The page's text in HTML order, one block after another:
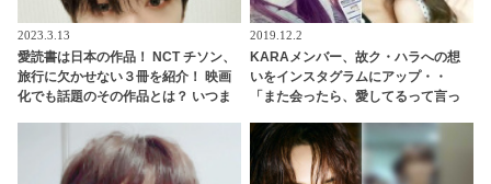
2023.3.13
愛読書は日本の作品！ NCT チソン、
旅行に欠かせない３冊を紹介！ 映画
化でも話題のその作品とは？ いつま
2019.12.2
KARAメンバー、故ク・ハラへの想
いをインスタグラムにアップ・・
「また会ったら、愛してるって言っ